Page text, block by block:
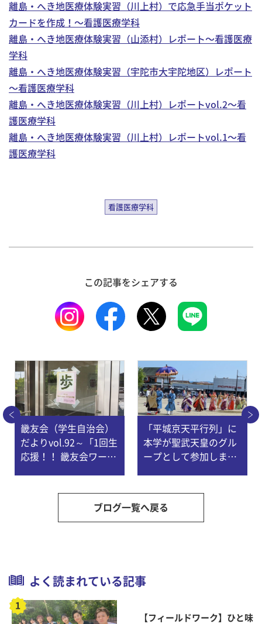
離島・へき地医療体験実習（川上村）で応急手当ポケット
カードを作成！～看護医療学科
離島・へき地医療体験実習（山添村）レポート～看護医療
学科
離島・へき地医療体験実習（宇陀市大宇陀地区）レポート
～看護医療学科
離島・へき地医療体験実習（川上村）レポートvol.2～看
護医療学科
離島・へき地医療体験実習（川上村）レポートvol.1～看
護医療学科
看護医療学科
この記事をシェアする
「平城京天平行列」に
本学が聖武天皇のグル
ープとして参加しまし
畿友会（学生自治会）
だよりvol.92～「1回生
応援！！ 畿友会ワード
ブログ一覧へ戻る
よく読まれている記事
【フィールドワーク】ひと味